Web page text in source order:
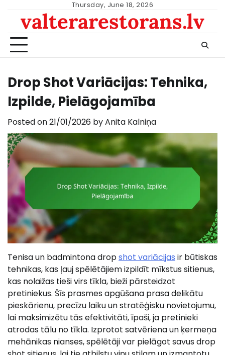
content
Thursday, June 18, 2026
valterarestorans.lv
Drop Shot Variācijas: Tehnika,
Izpilde, Pielāgojamība
Posted on21/01/2026 byAnita Kalniņa
Tenisa un badmintona dropshot variācijas ir būtiskas
tehnikas, kas ļauj spēlētājiem izpildīt mīkstus sitienus,
kas nolaižas tieši virs tīkla, bieži pārsteidzot
pretiniekus. Šīs prasmes apgūšana prasa delikātu
pieskārienu, precīzu laiku un stratēģisku novietojumu,
lai maksimizētu tās efektivitāti, īpaši, ja pretinieki
atrodas tālu no tīkla. Izprotot satvēriena un ķermeņa
mehānikas nianses, spēlētāji var pielāgot savus drop